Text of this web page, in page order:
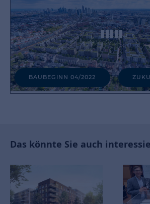
Das könnte Sie auch